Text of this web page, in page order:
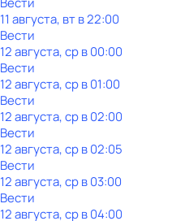
11 августа, вт в 22:00
Вести
12 августа, ср в 00:00
Вести
12 августа, ср в 01:00
Вести
12 августа, ср в 02:00
Вести
12 августа, ср в 02:05
Вести
12 августа, ср в 03:00
Вести
12 августа, ср в 04:00